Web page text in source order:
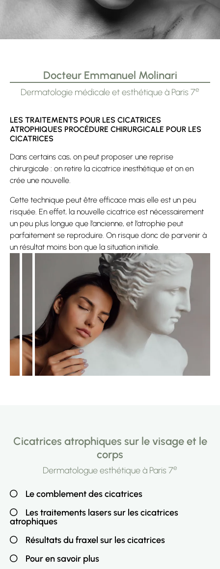
Docteur Emmanuel Molinari
Dermatologie médicale et esthétique à Paris 7e
LES TRAITEMENTS POUR LES CICATRICES
ATROPHIQUES PROCÉDURE CHIRURGICALE POUR LES
CICATRICES
Dans certains cas, on peut proposer une reprise
chirurgicale : on retire la cicatrice inesthétique et on en
crée une nouvelle.
Cette technique peut être efficace mais elle est un peu
risquée. En effet, la nouvelle cicatrice est nécessairement
un peu plus longue que l’ancienne, et l’atrophie peut
parfaitement se reproduire. On risque donc de parvenir à
un résultat moins bon que la situation initiale.
Cicatrices atrophiques sur le visage et le
corps
Dermatologue esthétique à Paris 7e
Le comblement des cicatrices
Les traitements lasers sur les cicatrices
atrophiques
Résultats du fraxel sur les cicatrices
Pour en savoir plus